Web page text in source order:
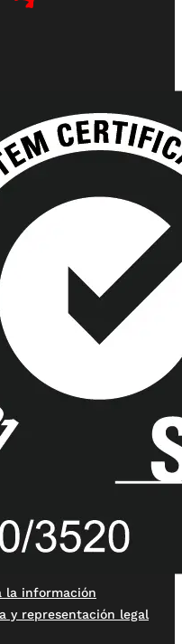
la información
y representación legal